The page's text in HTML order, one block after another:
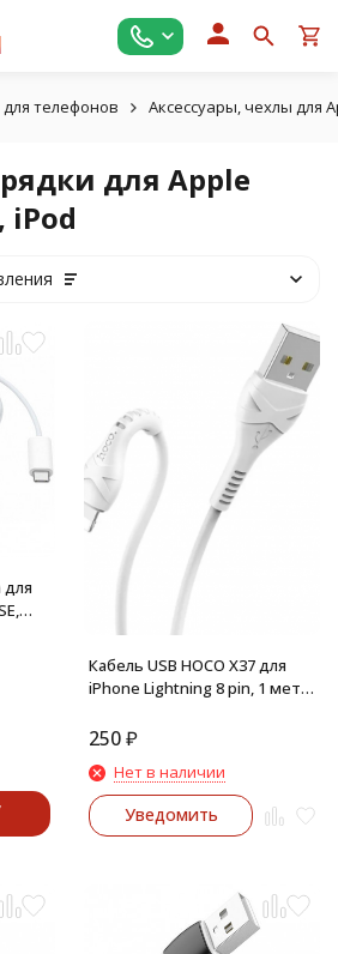
телефонов Аксессуары, чехлы для
для Apple
iPod
для
Кабель USB HOCO X37 для
iPhone Lightning 8 pin, 1 метр
250₽
Нет в наличии
Уведомить